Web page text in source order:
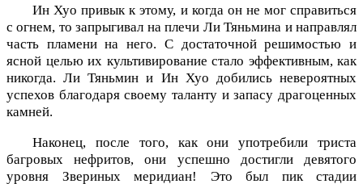
Ин Хуо привык к этому, и когда он не мог справиться
с огнем, то запрыгивал на плечи Ли Тяньмина и направлял
часть пламени на него. С достаточной решимостью и
ясной целью их культивирование стало эффективным, как
никогда. Ли Тяньмин и Ин Хуо добились невероятных
успехов благодаря своему таланту и запасу драгоценных
камней.
Наконец, после того, как они употребили триста
багровых нефритов, они успешно достигли девятого
уровня Звериных меридиан! Это был пик стадии